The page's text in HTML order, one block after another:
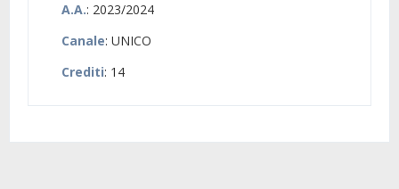
A.A.: 2023/2024
Canale: UNICO
Crediti: 14